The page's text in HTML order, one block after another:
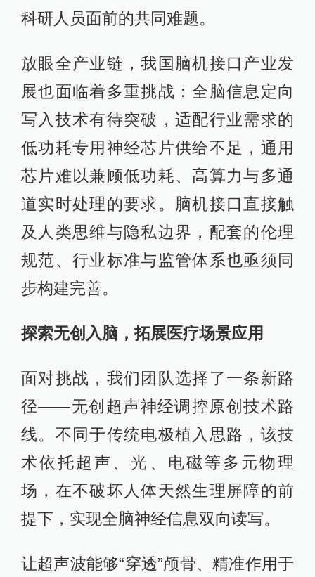
科研人员面前的共同难题。
放眼全产业链，我国脑机接口产业发
展也面临着多重挑战：全脑信息定向
写入技术有待突破，适配行业需求的
低功耗专用神经芯片供给不足，通用
芯片难以兼顾低功耗、高算力与多通
道实时处理的要求。脑机接口直接触
及人类思维与隐私边界，配套的伦理
规范、行业标准与监管体系也亟须同
步构建完善。
探索无创入脑，拓展医疗场景应用
面对挑战，我们团队选择了一条新路
径——无创超声神经调控原创技术路
线。不同于传统电极植入思路，该技
术依托超声、光、电磁等多元物理
场，在不破坏人体天然生理屏障的前
提下，实现全脑神经信息双向读写。
让超声波能够“穿透”颅骨、精准作用于